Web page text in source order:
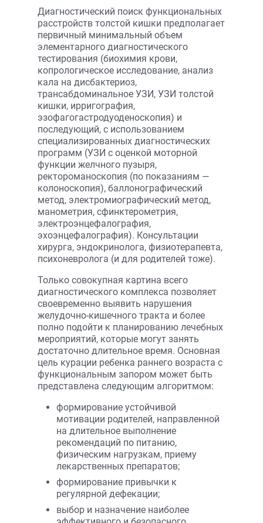
Диагностический поиск функциональных
расстройств толстой кишки предполагает
первичный минимальный объем
элементарного диагностического
тестирования (биохимия крови,
копрологическое исследование, анализ
кала на дисбактериоз,
трансабдоминальное УЗИ, УЗИ толстой
кишки, ирригография,
эзофагогастродуоденоскопия) и
последующий, с использованием
специализированных диагностических
программ (УЗИ с оценкой моторной
функции желчного пузыря,
ректороманоскопия (по показаниям —
колоноскопия), баллонографический
метод, электромиографический метод,
манометрия, сфинктерометрия,
электроэнцефалография,
эхоэнцефалография). Консультации
хирурга, эндокринолога, физиотерапевта,
психоневролога (и для родителей тоже).
Только совокупная картина всего
диагностического комплекса позволяет
своевременно выявить нарушения
желудочно-кишечного тракта и более
полно подойти к планированию лечебных
мероприятий, которые могут занять
достаточно длительное время. Основная
цель курации ребенка раннего возраста с
функциональным запором может быть
представлена следующим алгоритмом:
формирование устойчивой
мотивации родителей, направленной
на длительное выполнение
рекомендаций по питанию,
физическим нагрузкам, приему
лекарственных препаратов;
формирование привычки к
регулярной дефекации;
выбор и назначение наиболее